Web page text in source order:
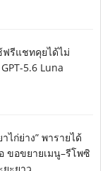
ฟรีแชทคุยได้ไม่
5.6 Luna
ไก่ย่าง” พารายได้
ขอขยายเมนู–รีโพซิ